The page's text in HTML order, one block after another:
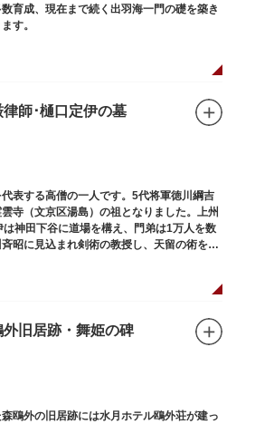
育成、現在まで続く出羽海一門の礎を築き
す。
律師･樋口定伊の墓
表する高僧の一人です。5代将軍徳川綱吉
寺（文京区湯島）の祖となりました。上州
神田下谷に道場を構え、門弟は1万人を数
昭に見込まれ剣術の教授し、天留の術を創
うごくいん）にあります。
外旧居跡・舞姫の碑
鴎外の旧居跡には水月ホテル鴎外荘が建っ